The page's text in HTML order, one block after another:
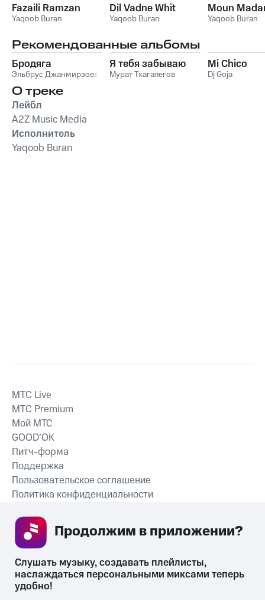
Fazaili Ramzan
Yaqoob Buran
Dil Vadne Whit
Yaqoob Buran
Moun
Yaqoob Buran
Рекомендованные альбомы
Бродяга
Эльбрус Джанмирзоев
Я тебя забываю
Мурат Тхагалегов
Mi Chico
Dj Goja
О треке
Лейбл
A2Z Music Media
Исполнитель
Yaqoob Buran
СКАЧАТЬ ПРИЛОЖЕНИЕ
MTС Live
MTС Premium
Мой МТС
GOOD’OK
Питч-форма
Поддержка
Пользовательское соглашение
Политика конфиденциальности
Слушать музыку, создавать плейлисты,
наслаждаться персональными миксами теперь
удобно!